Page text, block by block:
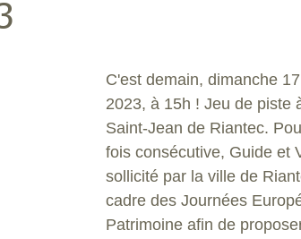
C'est demain, dimanche
2023, à 15h ! Jeu de piste
Saint-Jean de Riantec.
fois consécutive, Guide et
sollicité par la ville de
cadre des Journées
Patrimoine afin de